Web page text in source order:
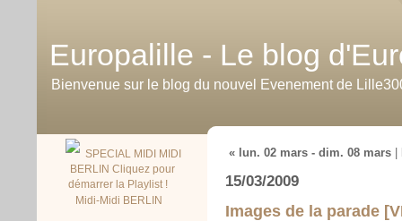
Europalille - Le blog
Bienvenue sur le blog du nouvel Evenement de
SPECIAL MIDI MIDI
BERLIN Cliquez pour
démarrer la Playlist !
Midi-Midi BERLIN
« lun. 02 mars - dim. 08 mars
15/03/2009
Images de la parade